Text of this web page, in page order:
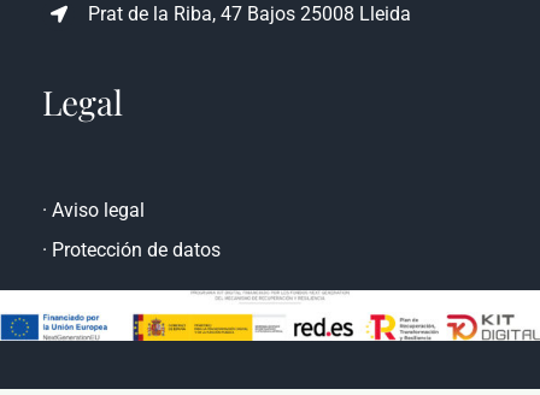
Prat de la Riba, 47 Bajos 25008 Lleida
Legal
· Aviso legal
· Protección de datos